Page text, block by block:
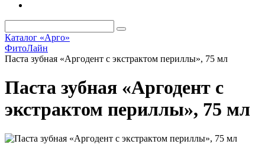
Каталог «Арго»
ФитоЛайн
Паста зубная «Аргодент с экстрактом периллы», 75 мл
Паста зубная «Аргодент с
экстрактом периллы», 75 мл